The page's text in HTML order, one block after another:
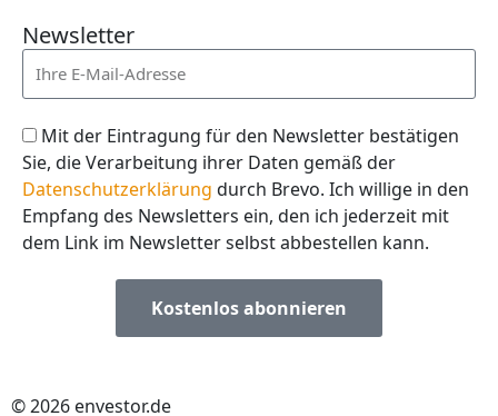
Newsletter
Mit der Eintragung für den Newsletter bestätigen
Sie, die Verarbeitung ihrer Daten gemäß der
Datenschutzerklärung durch Brevo. Ich willige in den
Empfang des Newsletters ein, den ich jederzeit mit
dem Link im Newsletter selbst abbestellen kann.
Kostenlos abonnieren
© 2026 envestor.de